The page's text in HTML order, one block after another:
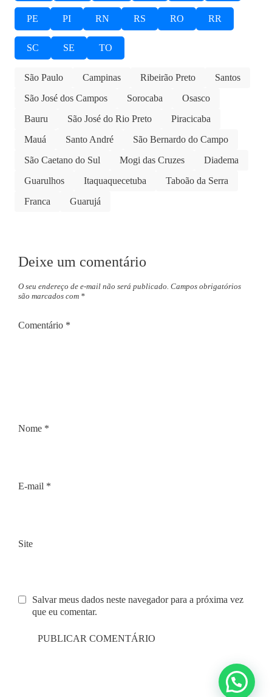
PE PI RN RS RO RR
SC SE TO
São Paulo Campinas Ribeirão Preto
Santos
São José dos Campos
Sorocaba
Osasco
Bauru
São José do Rio Preto
Piracicaba
Mauá
Santo André
São Bernardo do Campo
São Caetano do Sul
Mogi das Cruzes
Diadema
Guarulhos
Itaquaquecetuba
Taboão da Serra
Franca
Guarujá
Deixe um comentário
O seu endereço de e-mail não será publicado. Campos obrigatórios
são marcados com *
Comentário *
Nome *
E-mail *
Site
Salvar meus dados neste navegador para a próxima vez
que eu comentar.